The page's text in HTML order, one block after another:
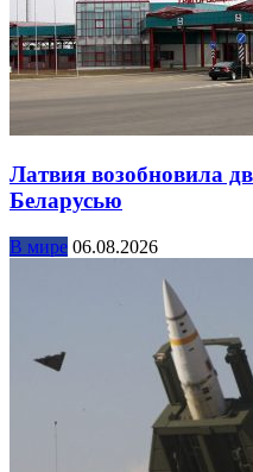
Латвия возобновила
Беларусью
В мире 06.08.2026